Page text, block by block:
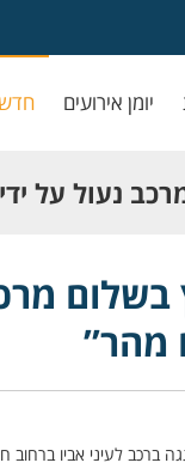
יומן אירועים
נעול על
מהר”